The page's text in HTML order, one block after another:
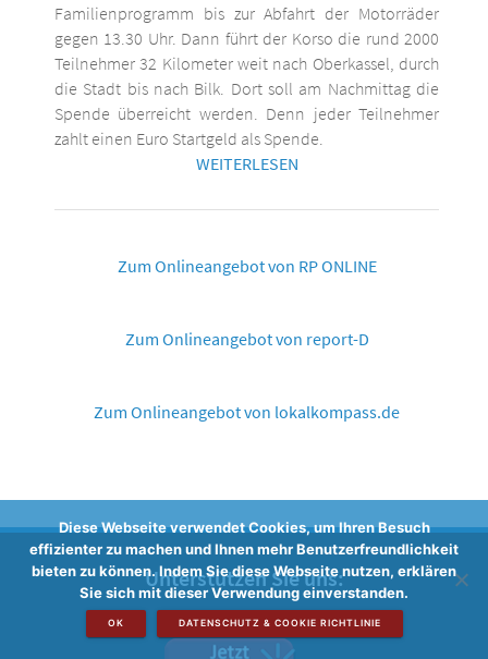
Familienprogramm bis zur Abfahrt der Motorräder
gegen 13.30 Uhr. Dann führt der Korso die rund 2000
Teilnehmer 32 Kilometer weit nach Oberkassel, durch
die Stadt bis nach Bilk. Dort soll am Nachmittag die
Spende überreicht werden. Denn jeder Teilnehmer
zahlt einen Euro Startgeld als Spende.
WEITERLESEN
Zum Onlineangebot von RP ONLINE
Zum Onlineangebot von report-D
Zum Onlineangebot von lokalkompass.de
Unterstützen Sie uns:
Diese Webseite verwendet Cookies, um Ihren Besuch
effizienter zu machen und Ihnen mehr Benutzerfreundlichkeit
bieten zu können. Indem Sie diese Webseite nutzen, erklären
Sie sich mit dieser Verwendung einverstanden.
OK DATENSCHUTZ & COOKIE RICHTLINIE